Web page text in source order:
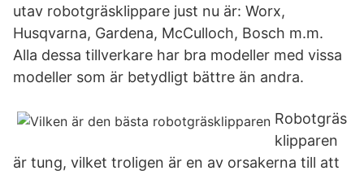
utav robotgräsklippare just nu är: Worx,
Husqvarna, Gardena, McCulloch, Bosch m.m.
Alla dessa tillverkare har bra modeller med vissa
modeller som är betydligt bättre än andra.
Robotgräs
klipparen
är tung, vilket troligen är en av orsakerna till att